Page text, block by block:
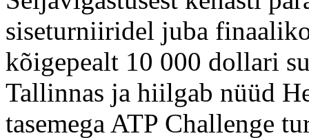
siseturniiridel juba
kõigepealt 10 000 dollari
Tallinnas ja hiilgab nüüd
tasemega ATP Challenge